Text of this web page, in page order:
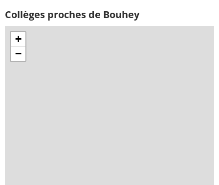
Collèges proches de Bouhey
+
−